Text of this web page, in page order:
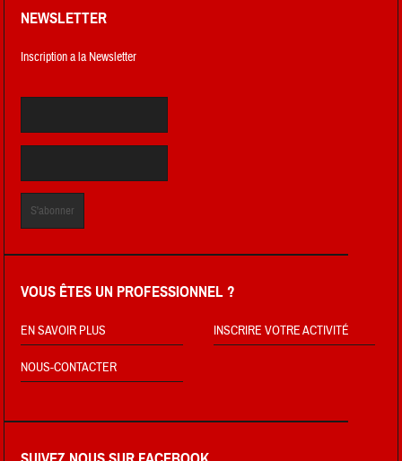
NEWSLETTER
Inscription a la Newsletter
VOUS ÊTES UN PROFESSIONNEL ?
EN SAVOIR PLUS INSCRIRE VOTRE ACTIVITÉ
NOUS-CONTACTER